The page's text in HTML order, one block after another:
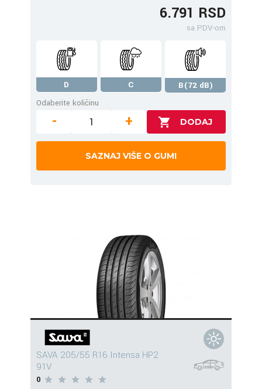
6.791 RSD
sa PDV-om
D C
B(72 dB)
Odaberite količinu
- +
SAZNAJ VIŠE O GUMI
SAVA 205/55 R16 Intensa HP2
91V
0